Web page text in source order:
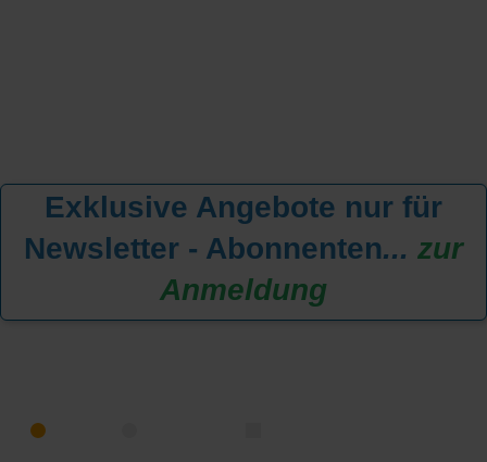
Exklusive Angebote nur für
Newsletter - Abonnenten... zur
Anmeldung